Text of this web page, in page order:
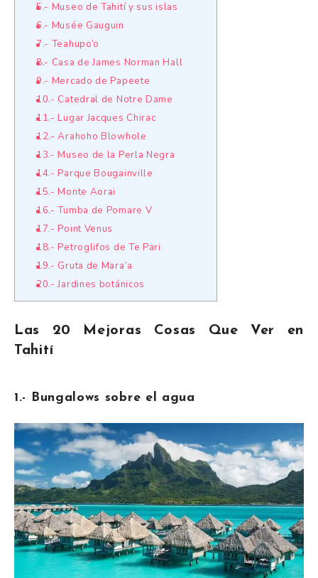
5.- Museo de Tahití y sus islas
6.- Musée Gauguin
7.- Teahupo’o
8.- Casa de James Norman Hall
9.- Mercado de Papeete
10.- Catedral de Notre Dame
11.- Lugar Jacques Chirac
12.- Arahoho Blowhole
13.- Museo de la Perla Negra
14.- Parque Bougainville
15.- Monte Aorai
16.- Tumba de Pomare V
17.- Point Venus
18.- Petroglifos de Te Pari
19.- Gruta de Mara’a
20.- Jardines botánicos
Las 20 Mejoras Cosas Que Ver en
Tahití
1.- Bungalows sobre el agua